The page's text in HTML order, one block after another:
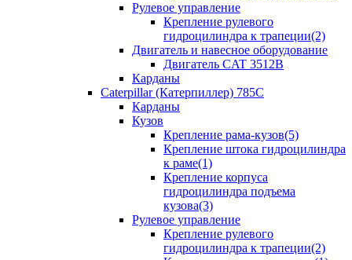
Рулевое управление
Крепление рулевого
гидроцилиндра к трапеции(2)
Двигатель и навесное оборудование
Двигатель CAT 3512B
Карданы
Caterpillar (Катерпиллер) 785C
Карданы
Кузов
Крепление рама-кузов(5)
Крепление штока гидроцилиндра
к раме(1)
Крепление корпуса
гидроцилиндра подъема
кузова(3)
Рулевое управление
Крепление рулевого
гидроцилиндра к трапеции(2)